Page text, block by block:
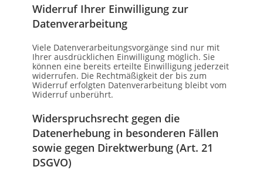
Widerruf Ihrer Einwilligung zur
Datenverarbeitung
Viele Datenverarbeitungsvorgänge sind nur mit
Ihrer ausdrücklichen Einwilligung möglich. Sie
können eine bereits erteilte Einwilligung jederzeit
widerrufen. Die Rechtmäßigkeit der bis zum
Widerruf erfolgten Datenverarbeitung bleibt vom
Widerruf unberührt.
Widerspruchsrecht gegen die
Datenerhebung in besonderen Fällen
sowie gegen Direktwerbung (Art. 21
DSGVO)